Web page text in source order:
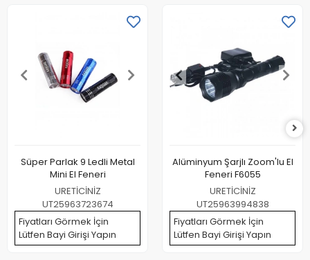
Süper Parlak 9 Ledli Metal
Mini El Feneri
URETİCİNİZ
UT25963723674
Fiyatları Görmek İçin
Lütfen Bayi Girişi Yapın
Alüminyum Şarjlı Zoom'lu El
Feneri F6055
URETİCİNİZ
UT25963994838
Fiyatları Görmek İçin
Lütfen Bayi Girişi Yapın